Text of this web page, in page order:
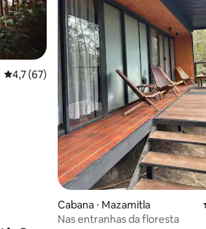
4,7 de uma avaliação média de 5, 67
4,7 (67)
Cabana ⋅ Mazamitla
Nas entranhas da floresta